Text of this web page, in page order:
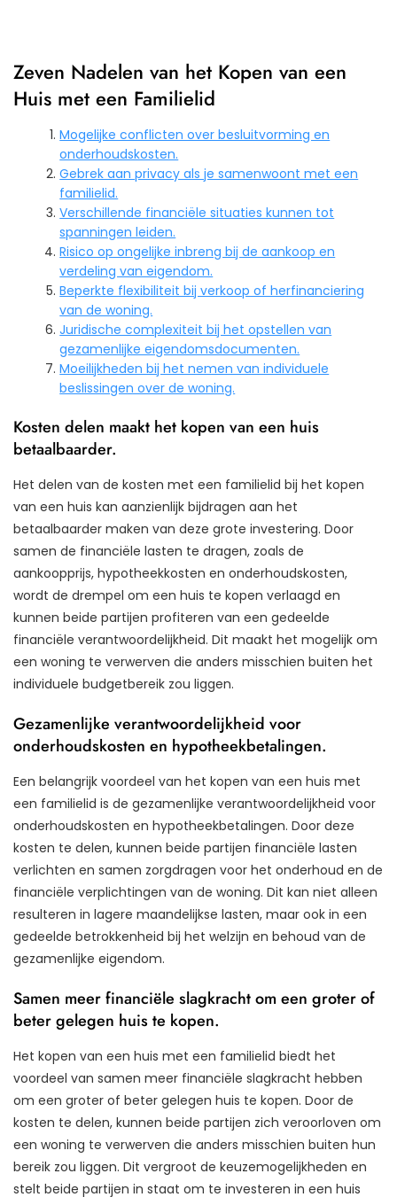
Zeven Nadelen van het Kopen van een
Huis met een Familielid
Mogelijke conflicten over besluitvorming en
onderhoudskosten.
Gebrek aan privacy als je samenwoont met een
familielid.
Verschillende financiële situaties kunnen tot
spanningen leiden.
Risico op ongelijke inbreng bij de aankoop en
verdeling van eigendom.
Beperkte flexibiliteit bij verkoop of herfinanciering
van de woning.
Juridische complexiteit bij het opstellen van
gezamenlijke eigendomsdocumenten.
Moeilijkheden bij het nemen van individuele
beslissingen over de woning.
Kosten delen maakt het kopen van een huis
betaalbaarder.
Het delen van de kosten met een familielid bij het kopen
van een huis kan aanzienlijk bijdragen aan het
betaalbaarder maken van deze grote investering. Door
samen de financiële lasten te dragen, zoals de
aankoopprijs, hypotheekkosten en onderhoudskosten,
wordt de drempel om een huis te kopen verlaagd en
kunnen beide partijen profiteren van een gedeelde
financiële verantwoordelijkheid. Dit maakt het mogelijk om
een woning te verwerven die anders misschien buiten het
individuele budgetbereik zou liggen.
Gezamenlijke verantwoordelijkheid voor
onderhoudskosten en hypotheekbetalingen.
Een belangrijk voordeel van het kopen van een huis met
een familielid is de gezamenlijke verantwoordelijkheid voor
onderhoudskosten en hypotheekbetalingen. Door deze
kosten te delen, kunnen beide partijen financiële lasten
verlichten en samen zorgdragen voor het onderhoud en de
financiële verplichtingen van de woning. Dit kan niet alleen
resulteren in lagere maandelijkse lasten, maar ook in een
gedeelde betrokkenheid bij het welzijn en behoud van de
gezamenlijke eigendom.
Samen meer financiële slagkracht om een groter of
beter gelegen huis te kopen.
Het kopen van een huis met een familielid biedt het
voordeel van samen meer financiële slagkracht hebben
om een groter of beter gelegen huis te kopen. Door de
kosten te delen, kunnen beide partijen zich veroorloven om
een woning te verwerven die anders misschien buiten hun
bereik zou liggen. Dit vergroot de keuzemogelijkheden en
stelt beide partijen in staat om te investeren in een huis